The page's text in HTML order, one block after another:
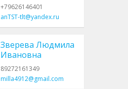
+79626146401
anTST-tlt@yandex.ru
Зверева Людмила
Ивановна
89272161349
milla4912@gmail.com